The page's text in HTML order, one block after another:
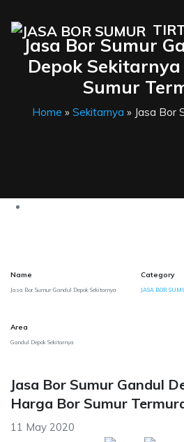
Jasa Bor Sumur
Depok
Sumur
Home » Sekitarnya » Jasa Bor
Name
Jasa Bor Sumur Gandul Depok Sekitarnya
Category
JASA BOR
Area
Gandul Depok Sekitarnya
Jasa Bor Sumur Gandul
Harga Bor Sumur
11 May 2020